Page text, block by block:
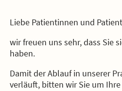
Liebe Patientinnen und
wir freuen uns sehr, dass Sie
haben.
Damit der Ablauf in unserer
verläuft, bitten wir Sie um